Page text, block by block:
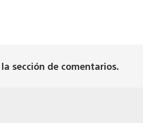
sección de comentarios.